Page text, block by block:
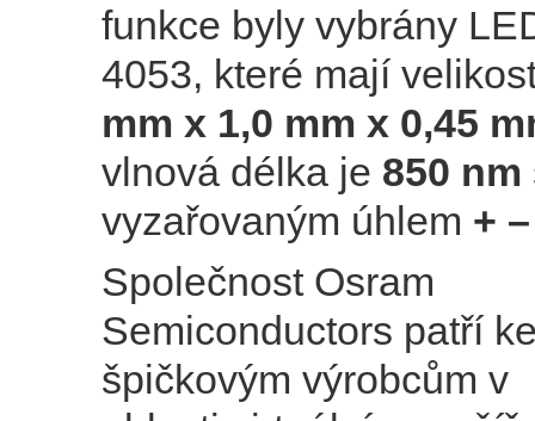
funkce byly vybrány
4053, které mají
mm x 1,0 mm x 0,45
vlnová délka je 850 nm
vyzařovaným úhlem +
Společnost Osram
Semiconductors patří
špičkovým výrobcům v